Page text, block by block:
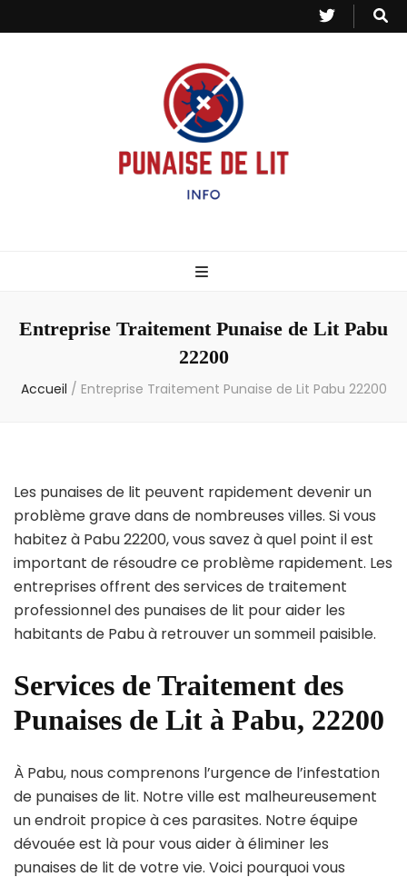
– Info
Entreprise Traitement Punaise de Lit Pabu
22200
Accueil / Entreprise Traitement Punaise de Lit Pabu 22200
Les punaises de lit peuvent rapidement devenir un
problème grave dans de nombreuses villes. Si vous
habitez à Pabu 22200, vous savez à quel point il est
important de résoudre ce problème rapidement. Les
entreprises offrent des services de traitement
professionnel des punaises de lit pour aider les
habitants de Pabu à retrouver un sommeil paisible.
Services de Traitement des
Punaises de Lit à Pabu, 22200
À Pabu, nous comprenons l’urgence de l’infestation
de punaises de lit. Notre ville est malheureusement
un endroit propice à ces parasites. Notre équipe
dévouée est là pour vous aider à éliminer les
punaises de lit de votre vie. Voici pourquoi vous